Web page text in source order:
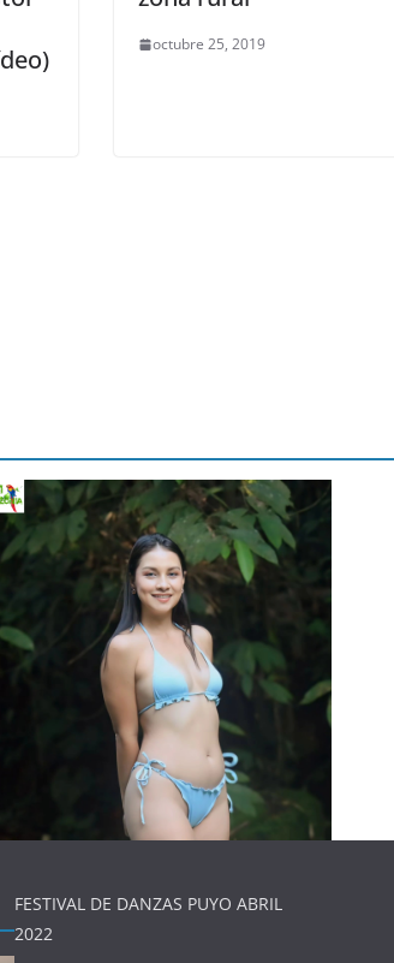
octubre 25, 2019
FESTIVAL DE DANZAS PUYO ABRIL
2022